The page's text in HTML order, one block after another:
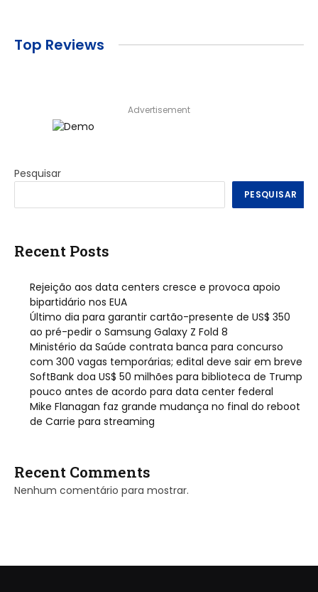
Top Reviews
Advertisement
Pesquisar
PESQUISAR
Recent Posts
Rejeição aos data centers cresce e provoca apoio
bipartidário nos EUA
Último dia para garantir cartão-presente de US$ 350
ao pré-pedir o Samsung Galaxy Z Fold 8
Ministério da Saúde contrata banca para concurso
com 300 vagas temporárias; edital deve sair em breve
SoftBank doa US$ 50 milhões para biblioteca de Trump
pouco antes de acordo para data center federal
Mike Flanagan faz grande mudança no final do reboot
de Carrie para streaming
Recent Comments
Nenhum comentário para mostrar.